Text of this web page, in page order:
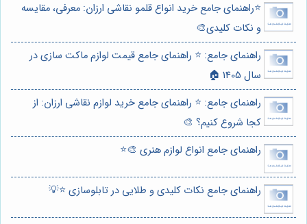
⭐️راهنمای جامع خرید انواع قلمو نقاشی ارزان: معرفی، مقایسه
و نکات کلیدی🎨
راهنمای جامع: ⭐️ راهنمای جامع قیمت لوازم ماکت سازی در
سال 1405 🏠
راهنمای جامع: ⭐️ راهنمای جامع خرید لوازم نقاشی ارزان: از
کجا شروع کنیم؟ 🎨
راهنمای جامع انواع لوازم هنری 🎨⭐️
راهنمای جامع نکات کلیدی و طلایی در تابلوسازی ⭐️💡